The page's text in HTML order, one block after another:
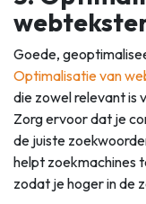
Goede,
Optimalisatie van
die zowel relevant is
Zorg ervoor dat je
de juiste
helpt zoekmachines
zodat je hoger in de